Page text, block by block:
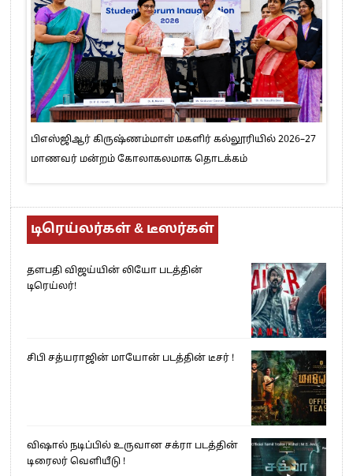
பிஎஸ்ஜிஆர் கிருஷ்ணம்மாள் மகளிர் கல்லூரியில் 2026–27
மாணவர் மன்றம் கோலாகலமாக தொடக்கம்
டிரெய்லர்கள் & டீஸர்கள்
தளபதி விஜய்யின் லியோ படத்தின்
டிரெய்லர்!
சிபி சத்யராஜின் மாயோன் படத்தின் டீசர் !
விஷால் நடிப்பில் உருவான சக்ரா படத்தின்
டிரைலர் வெளியீடு !